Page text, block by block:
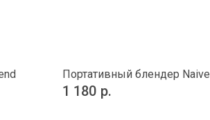
Портативный блендер Naive
1 180 р.